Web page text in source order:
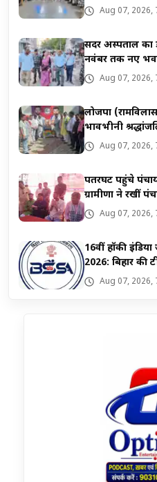
Aug 07, 2026,
सदर अस्पताल का
नवंबर तक नए
Aug 07, 2026,
लोजपा
भावभीनी
मांग Aug 07, 2026,
पतरघट पहुंचे
ग्रामीणों ने रखीं
Aug 07, 2026,
16वीं हॉकी
2026: बिहार की
Aug 07, 2026,